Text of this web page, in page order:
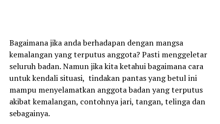
Bagaimana jika anda berhadapan dengan mangsa
kemalangan yang terputus anggota? Pasti menggeletar
seluruh badan. Namun jika kita ketahui bagaimana cara
untuk kendali situasi, tindakan pantas yang betul ini
mampu menyelamatkan anggota badan yang terputus
akibat kemalangan, contohnya jari, tangan, telinga dan
sebagainya.